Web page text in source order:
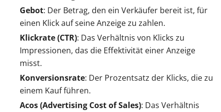
Gebot: Der Betrag, den ein Verkäufer bereit ist, für
einen Klick auf seine Anzeige zu zahlen.
Klickrate (CTR): Das Verhältnis von Klicks zu
Impressionen, das die Effektivität einer Anzeige
misst.
Konversionsrate: Der Prozentsatz der Klicks, die zu
einem Kauf führen.
Acos (Advertising Cost of Sales): Das Verhältnis